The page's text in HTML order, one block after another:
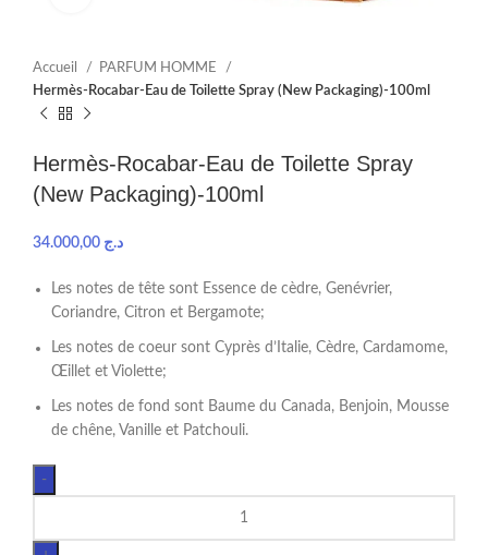
Accueil
PARFUM HOMME
Hermès-Rocabar-Eau de Toilette Spray (New Packaging)-100ml
Hermès-Rocabar-Eau de Toilette Spray
(New Packaging)-100ml
د.ج
Les notes de tête sont Essence de cèdre, Genévrier,
Coriandre, Citron et Bergamote;
Les notes de coeur sont Cyprès d’Italie, Cèdre, Cardamome,
Œillet et Violette;
Les notes de fond sont Baume du Canada, Benjoin, Mousse
de chêne, Vanille et Patchouli.